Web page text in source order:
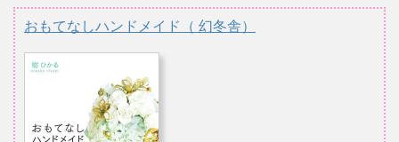
おもてなしハンドメイド（ 幻冬舎）